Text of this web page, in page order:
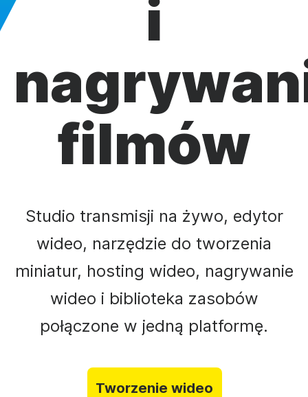
i
filmów
Studio transmisji na żywo, edytor
wideo, narzędzie do tworzenia
miniatur, hosting wideo, nagrywanie
wideo i biblioteka zasobów
połączone w jedną platformę.
Tworzenie wideo